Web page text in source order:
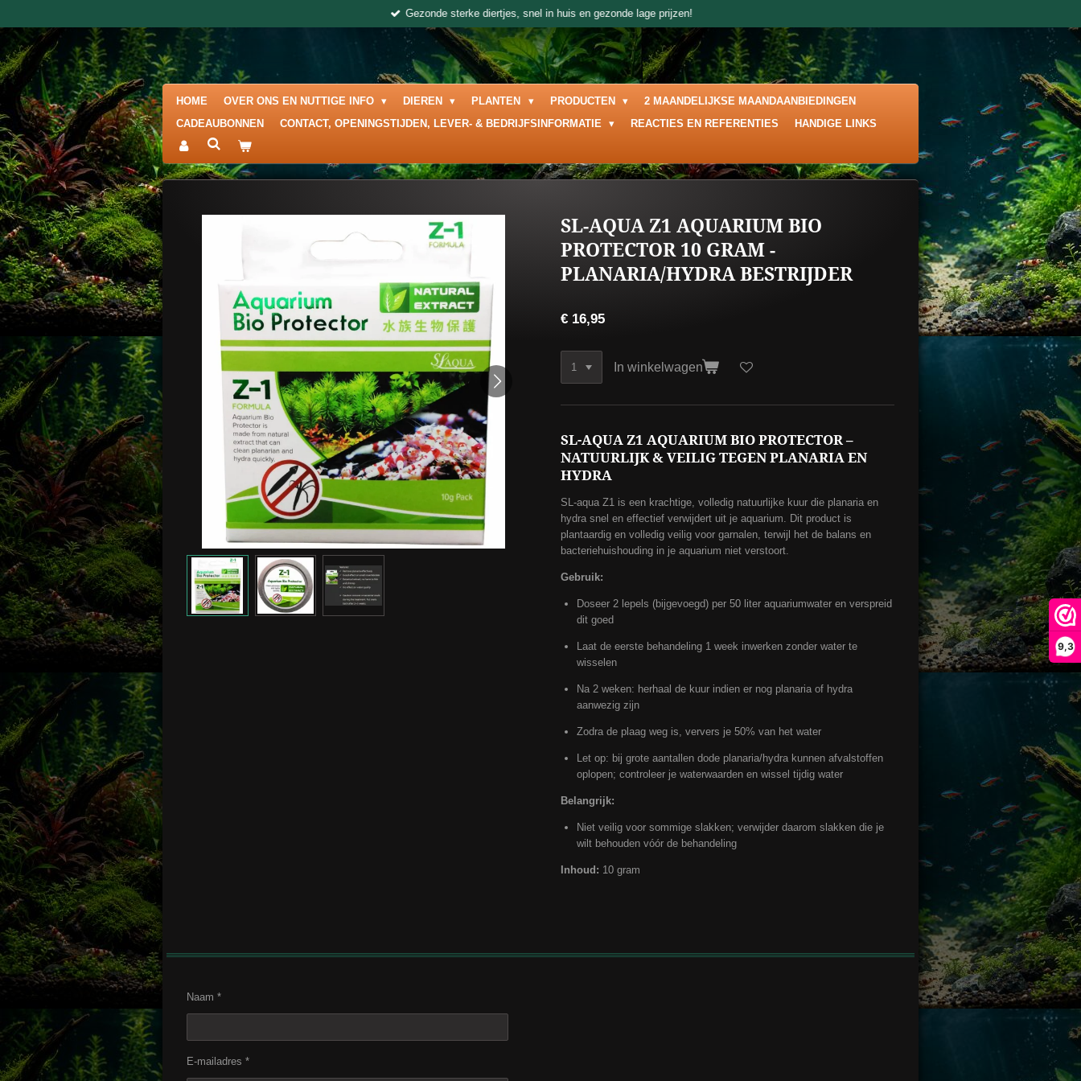
9,3
direct
naar
de
hoofdinhoud
Gezonde sterke diertjes, snel in huis en gezonde lage prijzen!
HOME OVER ONS EN NUTTIGE INFO DIEREN PLANTEN PRODUCTEN
2 MAANDELIJKSE MAANDAANBIEDINGEN
CADEAUBONNEN
CONTACT, OPENINGSTIJDEN, LEVER- & BEDRIJFSINFORMATIE REACTIES EN REFERENTIES HANDIGE LINKS
SL-AQUA Z1 AQUARIUM BIO
PROTECTOR 10 GRAM -
PLANARIA/HYDRA BESTRIJDER
€ 16,95
In winkelwagen
SL-AQUA Z1 AQUARIUM BIO PROTECTOR –
NATUURLIJK & VEILIG TEGEN PLANARIA EN
HYDRA
SL-aqua Z1 is een krachtige, volledig natuurlijke kuur die planaria en
hydra snel en effectief verwijdert uit je aquarium. Dit product is
plantaardig en volledig veilig voor garnalen, terwijl het de balans en
bacteriehuishouding in je aquarium niet verstoort.
Gebruik:
Doseer 2 lepels (bijgevoegd) per 50 liter aquariumwater en verspreid
dit goed
Laat de eerste behandeling 1 week inwerken zonder water te
wisselen
Na 2 weken: herhaal de kuur indien er nog planaria of hydra
aanwezig zijn
Zodra de plaag weg is, ververs je 50% van het water
Let op: bij grote aantallen dode planaria/hydra kunnen afvalstoffen
oplopen; controleer je waterwaarden en wissel tijdig water
Belangrijk:
Niet veilig voor sommige slakken; verwijder daarom slakken die je
wilt behouden vóór de behandeling
Inhoud: 10 gram
Naam *
E-mailadres *